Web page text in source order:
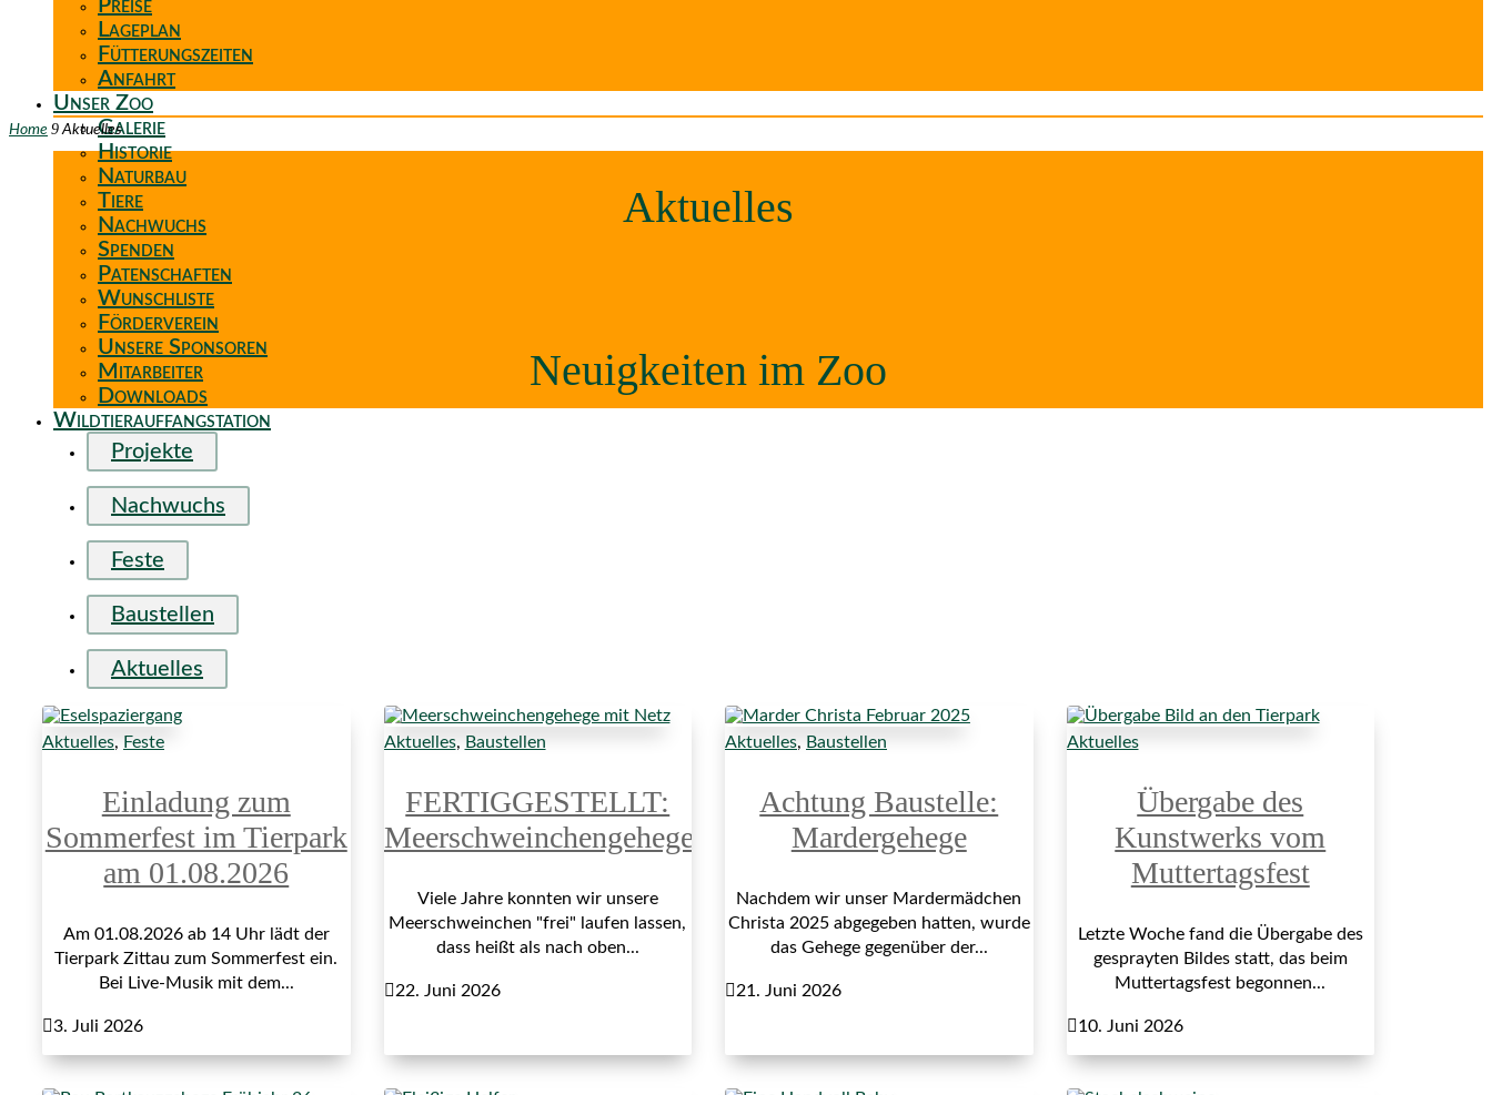
Preise
Lageplan
Fütterungszeiten
Anfahrt
Unser Zoo
Galerie
Historie
Naturbau
Tiere
Nachwuchs
Spenden
Patenschaften
Wunschliste
Förderverein
Unsere Sponsoren
Mitarbeiter
Downloads
Wildtierauffangstation
Home 9 Aktuelles
Aktuelles
Neuigkeiten im Zoo
Projekte
Nachwuchs
Feste
Baustellen
Aktuelles
Aktuelles, Feste
Einladung zum
Sommerfest im Tierpark
am 01.08.2026
Am 01.08.2026 ab 14 Uhr lädt der
Tierpark Zittau zum Sommerfest ein.
Bei Live-Musik mit dem...
3. Juli 2026
Aktuelles, Baustellen
FERTIGGESTELLT:
Meerschweinchengehege
Viele Jahre konnten wir unsere
Meerschweinchen "frei" laufen lassen,
dass heißt als nach oben...
22. Juni 2026
Aktuelles, Baustellen
Achtung Baustelle:
Mardergehege
Nachdem wir unser Mardermädchen
Christa 2025 abgegeben hatten, wurde
das Gehege gegenüber der...
21. Juni 2026
Aktuelles
Übergabe des
Kunstwerks vom
Muttertagsfest
Letzte Woche fand die Übergabe des
gesprayten Bildes statt, das beim
Muttertagsfest begonnen...
10. Juni 2026